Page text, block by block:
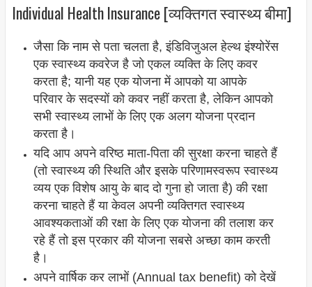
Individual Health Insurance [व्यक्तिगत स्वास्थ्य बीमा]
जैसा कि नाम से पता चलता है, इंडिविजुअल हेल्थ इंश्योरेंस
एक स्वास्थ्य कवरेज है जो एकल व्यक्ति के लिए कवर
करता है; यानी यह एक योजना में आपको या आपके
परिवार के सदस्यों को कवर नहीं करता है, लेकिन आपको
सभी स्वास्थ्य लाभों के लिए एक अलग योजना प्रदान
करता है।
यदि आप अपने वरिष्ठ माता-पिता की सुरक्षा करना चाहते हैं
(तो स्वास्थ्य की स्थिति और इसके परिणामस्वरूप स्वास्थ्य
व्यय एक विशेष आयु के बाद दो गुना हो जाता है) की रक्षा
करना चाहते हैं या केवल अपनी व्यक्तिगत स्वास्थ्य
आवश्यकताओं की रक्षा के लिए एक योजना की तलाश कर
रहे हैं तो इस प्रकार की योजना सबसे अच्छा काम करती
है।
अपने वार्षिक कर लाभों (Annual tax benefit) को देखें